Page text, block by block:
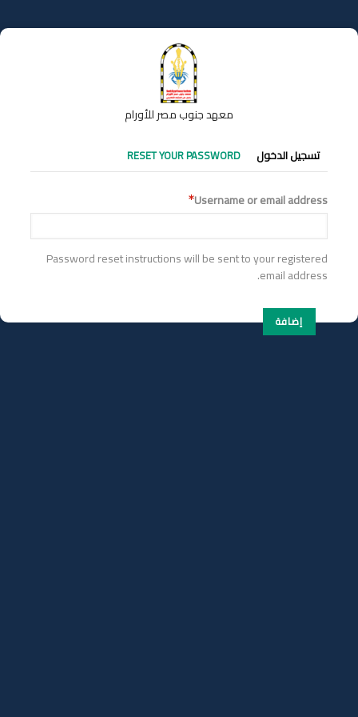
إلى
المحتوى
معهد جنوب مصر للأورام
التبويبات
الأساسية
تسجيل الدخول RESET YOUR PASSWORD
Username or email address
Password reset instructions will be sent to your registered
email address.